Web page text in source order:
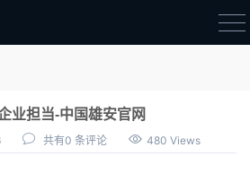
点我申领雄才卡
业担当-中国雄安官网
共有0 条评论 480 Views